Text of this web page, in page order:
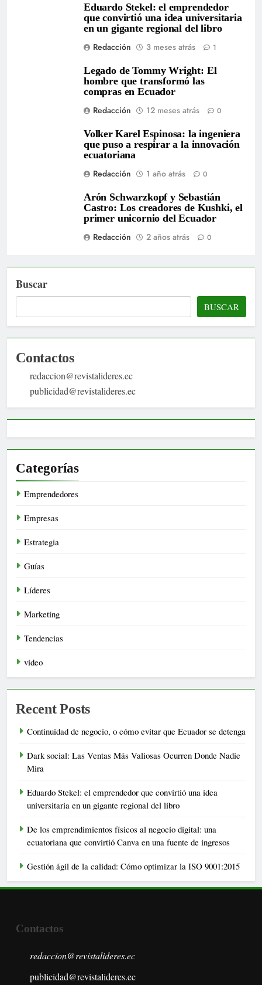
Eduardo Stekel: el emprendedor
que convirtió una idea universitaria
en un gigante regional del libro
Redacción
3 meses atrás 1
Legado de Tommy Wright: El
hombre que transformó las
compras en Ecuador
Redacción
12 meses atrás 0
Volker Karel Espinosa: la ingeniera
que puso a respirar a la innovación
ecuatoriana
Redacción
1 año atrás 0
Arón Schwarzkopf y Sebastián
Castro: Los creadores de Kushki, el
primer unicornio del Ecuador
Redacción
2 años atrás 0
Buscar
BUSCAR
Contactos
redaccion@revistalideres.ec
publicidad@revistalideres.ec
Categorías
Emprendedores
Empresas
Estrategia
Guías
Líderes
Marketing
Tendencias
video
Recent Posts
Continuidad de negocio, o cómo evitar que Ecuador se detenga
Dark social: Las Ventas Más Valiosas Ocurren Donde Nadie
Mira
Eduardo Stekel: el emprendedor que convirtió una idea
universitaria en un gigante regional del libro
De los emprendimientos físicos al negocio digital: una
ecuatoriana que convirtió Canva en una fuente de ingresos
Gestión ágil de la calidad: Cómo optimizar la ISO 9001:2015
Contactos
redaccion@revistalideres.ec
publicidad@revistalideres.ec